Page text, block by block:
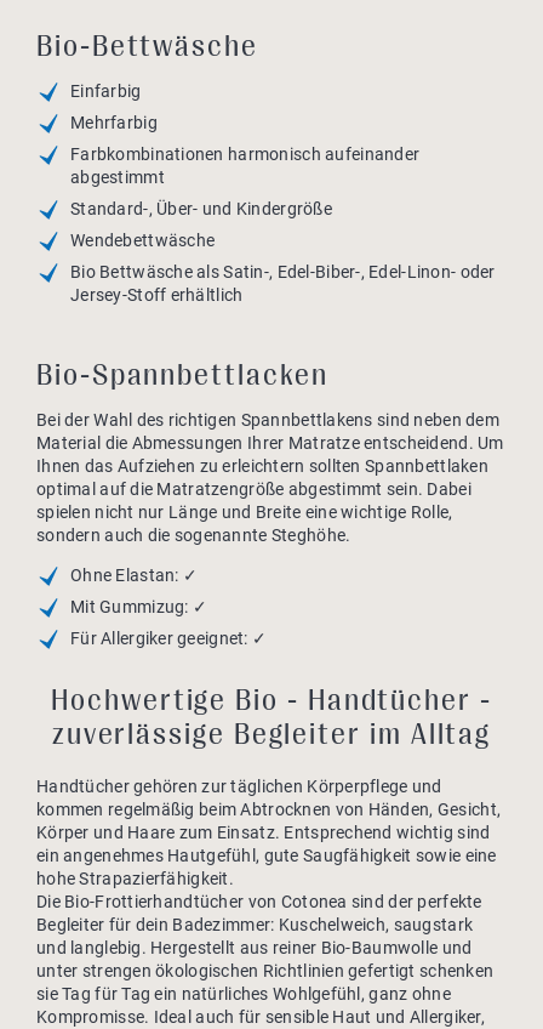
Bio-Bettwäsche
Einfarbig
Mehrfarbig
Farbkombinationen harmonisch aufeinander
abgestimmt
Standard-, Über- und Kindergröße
Wendebettwäsche
Bio Bettwäsche als Satin-, Edel-Biber-, Edel-Linon- oder
Jersey-Stoff erhältlich
Bio-Spannbettlacken
Bei der Wahl des richtigen Spannbettlakens sind neben dem
Material die Abmessungen Ihrer Matratze entscheidend. Um
Ihnen das Aufziehen zu erleichtern sollten Spannbettlaken
optimal auf die Matratzengröße abgestimmt sein. Dabei
spielen nicht nur Länge und Breite eine wichtige Rolle,
sondern auch die sogenannte Steghöhe.
Ohne Elastan: ✓
Mit Gummizug: ✓
Für Allergiker geeignet: ✓
Hochwertige Bio - Handtücher -
zuverlässige Begleiter im Alltag
Handtücher gehören zur täglichen Körperpflege und
kommen regelmäßig beim Abtrocknen von Händen, Gesicht,
Körper und Haare zum Einsatz. Entsprechend wichtig sind
ein angenehmes Hautgefühl, gute Saugfähigkeit sowie eine
hohe Strapazierfähigkeit.
Die Bio-Frottierhandtücher von Cotonea sind der perfekte
Begleiter für dein Badezimmer: Kuschelweich, saugstark
und langlebig. Hergestellt aus reiner Bio-Baumwolle und
unter strengen ökologischen Richtlinien gefertigt schenken
sie Tag für Tag ein natürliches Wohlgefühl, ganz ohne
Kompromisse. Ideal auch für sensible Haut und Allergiker,